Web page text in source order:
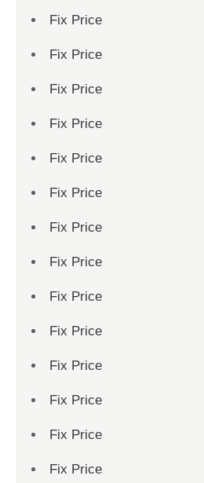
Fix Price
Fix Price
Fix Price
Fix Price
Fix Price
Fix Price
Fix Price
Fix Price
Fix Price
Fix Price
Fix Price
Fix Price
Fix Price
Fix Price